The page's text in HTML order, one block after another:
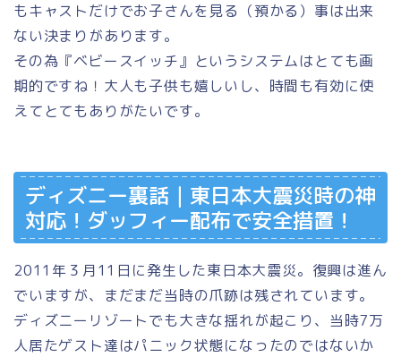
もキャストだけでお子さんを見る（預かる）事は出来
ない決まりがあります。
その為『ベビースイッチ』というシステムはとても画
期的ですね！大人も子供も嬉しいし、時間も有効に使
えてとてもありがたいです。
ディズニー裏話｜東日本大震災時の神
対応！ダッフィー配布で安全措置！
2011年３月11日に発生した東日本大震災。復興は進ん
でいますが、まだまだ当時の爪跡は残されています。
ディズニーリゾートでも大きな揺れが起こり、当時7万
人居たゲスト達はパニック状態になったのではないか